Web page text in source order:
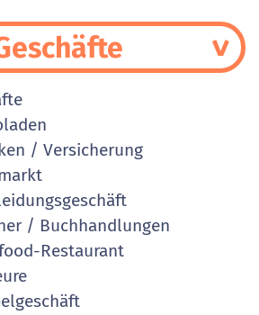
/ Versicherung
/ Buchhandlungen
Restaurant